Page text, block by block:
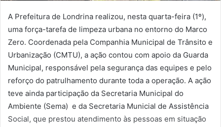
A Prefeitura de Londrina realizou, nesta quarta-feira (1º),
uma força-tarefa de limpeza urbana no entorno do Marco
Zero. Coordenada pela Companhia Municipal de Trânsito e
Urbanização (CMTU), a ação contou com apoio da Guarda
Municipal, responsável pela segurança das equipes e pelo
reforço do patrulhamento durante toda a operação. A ação
teve ainda participação da Secretaria Municipal do
Ambiente (Sema) e da Secretaria Municial de Assistência
Social, que prestou atendimento às pessoas em situação